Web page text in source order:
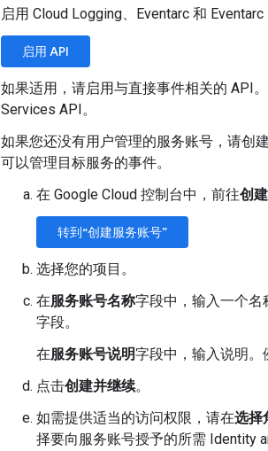
启用 Cloud Logging、Eventarc 和 Eventarc
启用 API
如果适用，请启用与直接事件相关的 API
Services API。
如果您还没有用户管理的服务账号，请创
可以管理目标服务的事件。
在 Google Cloud 控制台中，前往创
转到“创建服务账号”
选择您的项目。
在服务账号名称字段中，输入一个名
字段。
在服务账号说明字段中，输入说明。
点击创建并继续。
如需提供适当的访问权限，请在选择
择要向服务账号授予的所需 Identity